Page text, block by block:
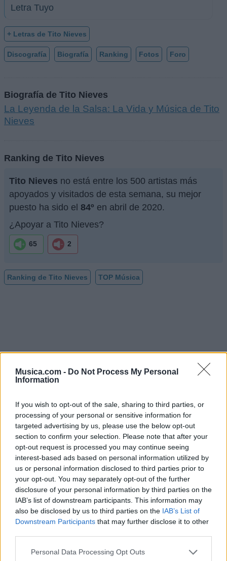
Musica.com - Do Not Process My Personal
Information
If you wish to opt-out of the sale, sharing to third parties, or
processing of your personal or sensitive information for
targeted advertising by us, please use the below opt-out
section to confirm your selection. Please note that after your
opt-out request is processed you may continue seeing
interest-based ads based on personal information utilized by
us or personal information disclosed to third parties prior to
your opt-out. You may separately opt-out of the further
disclosure of your personal information by third parties on the
IAB’s list of downstream participants. This information may
also be disclosed by us to third parties on the IAB’s List of
Downstream Participants that may further disclose it to other
Personal Data Processing Opt Outs
Letra Tuyo
+ Letras de Tito Nieves
Discografía Biografía Ranking Fotos Foro
Biografía de Tito Nieves
La Leyenda de la Salsa: La Vida y Música de Tito
Nieves
Ranking de Tito Nieves
Tito Nieves no está entre los 500 artistas más
apoyados y visitados de esta semana, su mejor
puesto ha sido el 84º en abril de 2020.
¿Apoyar a Tito Nieves?
65 2
Ranking de Tito Nieves TOP Música
Música Relacionada
Gilberto Santa Rosa
Maná